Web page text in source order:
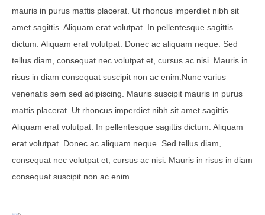
mauris in purus mattis placerat. Ut rhoncus imperdiet nibh sit
amet sagittis. Aliquam erat volutpat. In pellentesque sagittis
dictum. Aliquam erat volutpat. Donec ac aliquam neque. Sed
tellus diam, consequat nec volutpat et, cursus ac nisi. Mauris in
risus in diam consequat suscipit non ac enim.Nunc varius
venenatis sem sed adipiscing. Mauris suscipit mauris in purus
mattis placerat. Ut rhoncus imperdiet nibh sit amet sagittis.
Aliquam erat volutpat. In pellentesque sagittis dictum. Aliquam
erat volutpat. Donec ac aliquam neque. Sed tellus diam,
consequat nec volutpat et, cursus ac nisi. Mauris in risus in diam
consequat suscipit non ac enim.